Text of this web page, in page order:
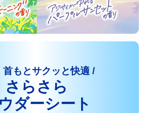
首もとサクッと快適 /
さらさら
ダーシート